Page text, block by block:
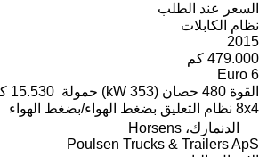
السعر عند الطلب
نظام الكابلات
2015
479.000 كم
Euro 6
القوة 480 حصان (353 kW) حمولة 15.530 كجم
8x4 نظام التعليق بضغط الهواء/بضغط الهواء
الدنمارك، Horsens
Poulsen Trucks & Trailers ApS